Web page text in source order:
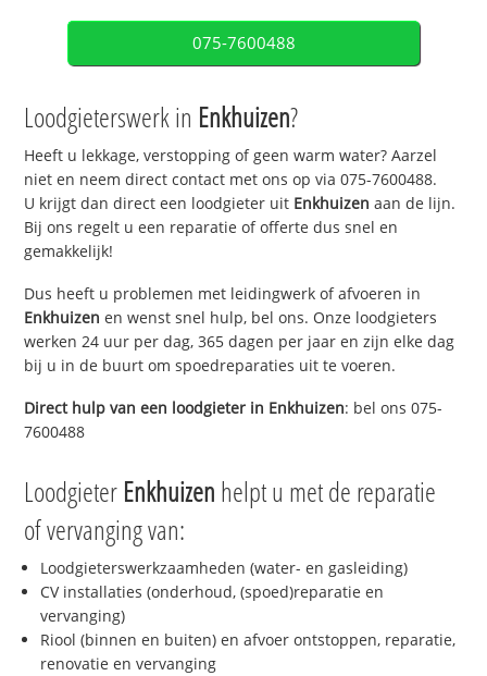
075-7600488
Loodgieterswerk in Enkhuizen?
Heeft u lekkage, verstopping of geen warm water? Aarzel
niet en neem direct contact met ons op via 075-7600488.
U krijgt dan direct een loodgieter uit Enkhuizen aan de lijn.
Bij ons regelt u een reparatie of offerte dus snel en
gemakkelijk!
Dus heeft u problemen met leidingwerk of afvoeren in
Enkhuizen en wenst snel hulp, bel ons. Onze loodgieters
werken 24 uur per dag, 365 dagen per jaar en zijn elke dag
bij u in de buurt om spoedreparaties uit te voeren.
Direct hulp van een loodgieter in Enkhuizen: bel ons 075-
7600488
Loodgieter Enkhuizen helpt u met de reparatie
of vervanging van:
Loodgieterswerkzaamheden (water- en gasleiding)
CV installaties (onderhoud, (spoed)reparatie en
vervanging)
Riool (binnen en buiten) en afvoer ontstoppen, reparatie,
renovatie en vervanging